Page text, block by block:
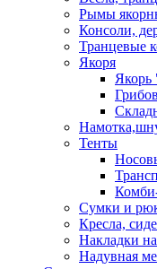
Рымы
Консоли,
Транцевые
Якоря
Якорь
Тенты
Сумки и
Кресла,
Накладки
Надувная